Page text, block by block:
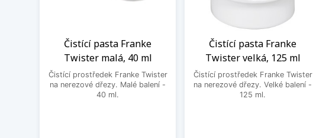
Čistící pasta Franke
Twister malá, 40 ml
Čistící prostředek Franke Twister
na nerezové dřezy. Malé balení -
40 ml.
Čistící pasta Franke
Twister velká, 125 ml
Čistící prostředek Franke Twister
na nerezové dřezy. Velké balení -
125 ml.